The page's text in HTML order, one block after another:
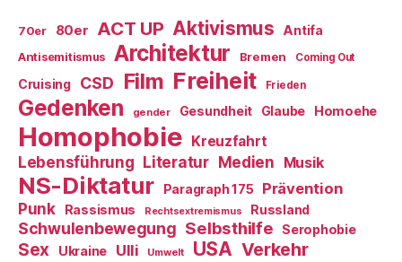
70er 80er ACT UP Aktivismus Antifa
Antisemitismus Architektur Bremen Coming Out
Cruising CSD Film Freiheit Frieden
Gedenken gender Gesundheit Glaube Homoehe
Homophobie Kreuzfahrt
Lebensführung Literatur Medien Musik
NS-Diktatur Paragraph 175
Prävention
Punk
Rassismus Rechtsextremismus Russland
Schwulenbewegung Selbsthilfe Serophobie
Sex Ukraine Ulli Umwelt USA Verkehr